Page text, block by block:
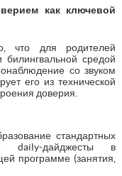
как ключевой
что для родителей
средой
со звуком
его из технической
доверия.
стандартных
daily-дайджесты в
программе (занятия,